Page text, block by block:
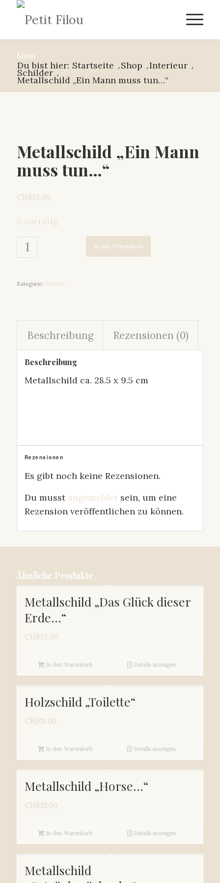
Shop
Du bist hier: Startseite /Shop /Interieur /
Schilder /
Metallschild „Ein Mann muss tun…“
Metallschild „Ein Mann
muss tun…“
CHF13.00
5 vorrätig
In den Warenkorb
Kategorie: Schilder
Beschreibung Rezensionen (0)
Beschreibung
Metallschild ca. 28.5 x 9.5 cm
Rezensionen
Es gibt noch keine Rezensionen.
Du musst angemeldetsein, um eine
Rezension veröffentlichen zu können.
Ähnliche Produkte
Metallschild „Das Glück dieser
Erde…“
CHF13.00
In den Warenkorb Details anzeigen
Holzschild „Toilette“
CHF11.00
In den Warenkorb Details anzeigen
Metallschild „Horse…“
CHF18.00
In den Warenkorb Details anzeigen
Metallschild